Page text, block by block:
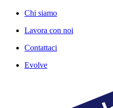
Chi siamo
Lavora con noi
Contattaci
Evolve